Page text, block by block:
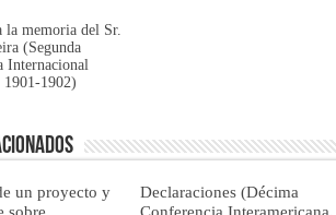
la memoria del Sr.
(Segunda
Internacional
1901-1902)
un proyecto y
sobre
Declaraciones (Décima
Conferencia Interamericana,